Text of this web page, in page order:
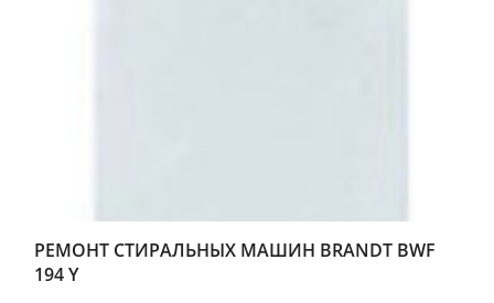
РЕМОНТ СТИРАЛЬНЫХ МАШИН BRANDT BWF
194 Y